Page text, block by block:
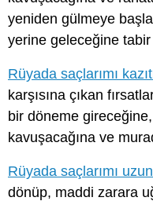
yeniden gülmeye
yerine geleceğine tabir
Rüyada saçlarımı
karşısına çıkan
bir döneme
kavuşacağına ve
Rüyada saçlarımı
dönüp, maddi zarara